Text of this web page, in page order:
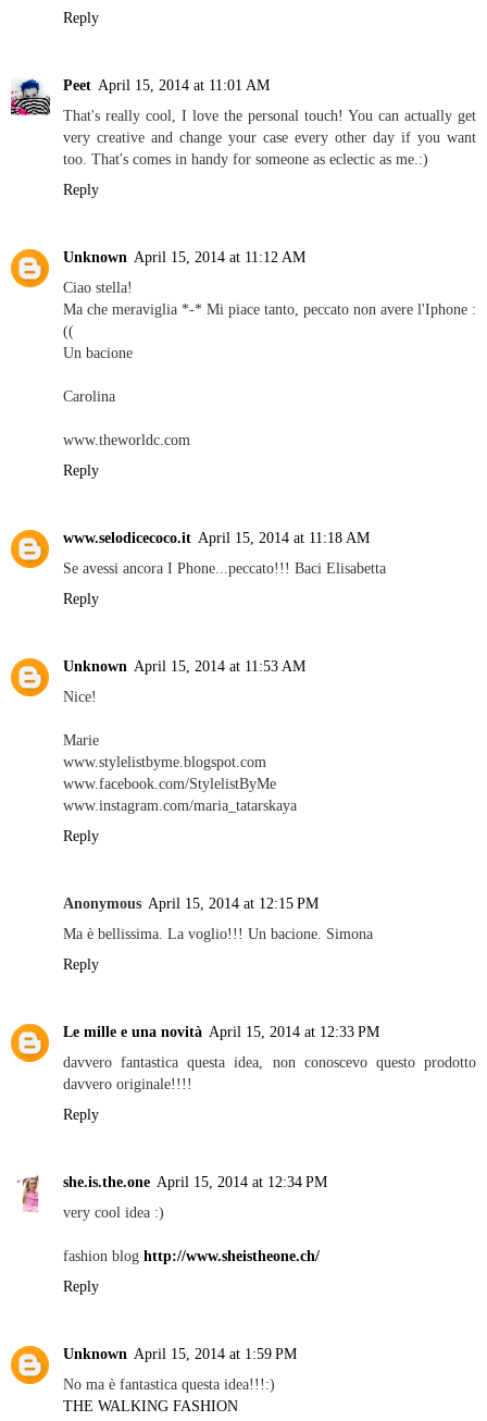
Reply
Peet April 15, 2014 at 11:01 AM
That's really cool, I love the personal touch! You can actually get
very creative and change your case every other day if you want
too. That's comes in handy for someone as eclectic as me.:)
Reply
Unknown April 15, 2014 at 11:12 AM
Ciao stella!
Ma che meraviglia *-* Mi piace tanto, peccato non avere l'Iphone :
((
Un bacione
Carolina
www.theworldc.com
Reply
www.selodicecoco.it April 15, 2014 at 11:18 AM
Se avessi ancora I Phone...peccato!!! Baci Elisabetta
Reply
Unknown April 15, 2014 at 11:53 AM
Nice!
Marie
www.stylelistbyme.blogspot.com
www.facebook.com/StylelistByMe
www.instagram.com/maria_tatarskaya
Reply
Anonymous April 15, 2014 at 12:15 PM
Ma è bellissima. La voglio!!! Un bacione. Simona
Reply
Le mille e una novità April 15, 2014 at 12:33 PM
davvero fantastica questa idea, non conoscevo questo prodotto
davvero originale!!!!
Reply
she.is.the.one April 15, 2014 at 12:34 PM
very cool idea :)
fashion blog http://www.sheistheone.ch/
Reply
Unknown April 15, 2014 at 1:59 PM
No ma è fantastica questa idea!!!:)
THE WALKING FASHION